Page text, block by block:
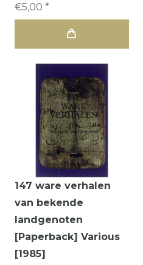
€5,00 *
147 ware verhalen
van bekende
landgenoten
[Paperback] Various
[1985]